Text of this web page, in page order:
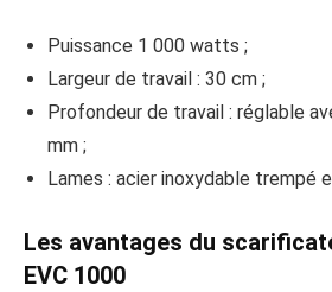
Puissance 1 000 watts ;
Largeur de travail : 30 cm ;
Profondeur de travail : réglable
mm ;
Lames : acier inoxydable trempé
Les avantages du
EVC 1000